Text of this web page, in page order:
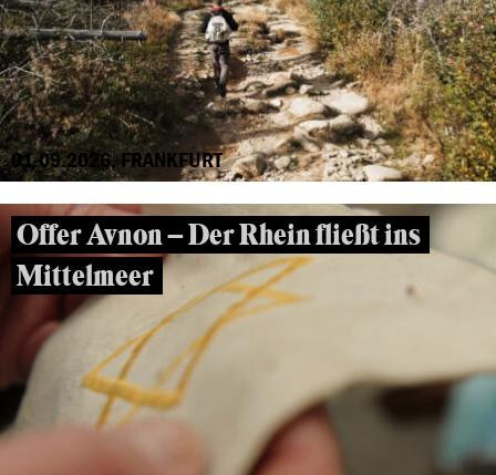
01.09.2026, FRANKFURT
Offer Avnon – Der Rhein fließt ins
Mittelmeer